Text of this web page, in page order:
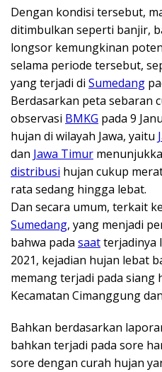
Dengan kondisi tersebut,
ditimbulkan seperti banjir,
longsor kemungkinan
selama periode tersebut,
yang terjadi di Sumedang
Berdasarkan peta sebaran
observasi BMKG pada 9
hujan di wilayah Jawa, yaitu
dan Jawa Timur
distribusi hujan cukup
rata sedang hingga lebat.
Dan secara umum, terkait
Sumedang, yang menjadi
bahwa pada saatterjadinya
2021, kejadian hujan lebat
memang terjadi pada siang
Kecamatan Cimanggung
Bahkan berdasarkan
bahkan terjadi pada sore
sore dengan curah hujan